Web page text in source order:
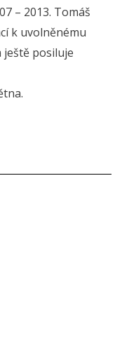
– 2013. Tomáš
k uvolněnému
posiluje